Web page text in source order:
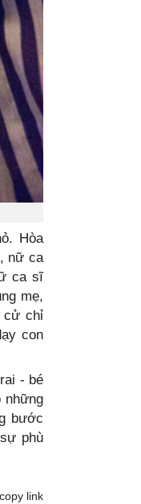
Hòa
nữ ca
ca sĩ
mẹ,
cử chỉ
con
- bé
những
bước
phù
copy link